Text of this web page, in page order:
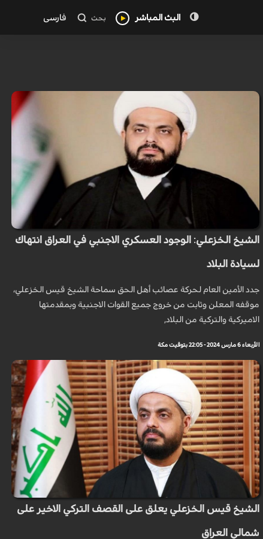
البث المباشر بحث فارسی
الشيخ الخزعلي: الوجود العسكري الاجنبي في العراق انتهاك
لسيادة البلاد
جدد الأمين العام لحركة عصائب أهل الحق سماحة الشيخ قيس الخزعلي،
موقفه المعلن وثابت من خروج جميع القوات الاجنبية وبمقدمتها
الاميركية والتركية من البلاد,
الأربعاء 6 مارس 2024 - 22:05 بتوقيت مكة
الشيخ قيس الخزعلي يعلق على القصف التركي الاخير على
شمالي العراق